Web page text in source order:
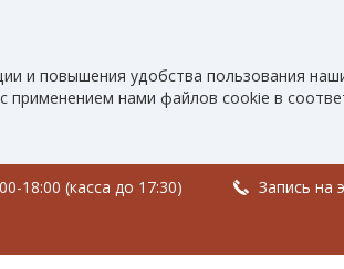
и повышения удобства пользования
нами файлов cookie в
18:00 (касса до 17:30) Запись на